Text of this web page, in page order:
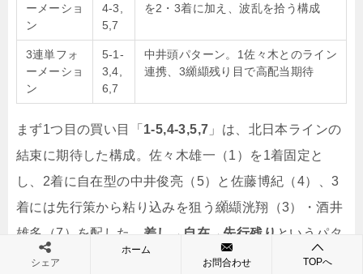
ーメーショ
ン
4-3,
5,7
を2・3着に加え、波乱を拾う構成
3連単フォ
ーメーショ
ン
5-1-
3,4,
6,7
中井頭パターン。1佐々木とのライン
連携、3纐纈残り目で高配当期待
まず1つ目の買い目「 1-5,4-3,5,7 」は、北日本ラインの
結束に期待した構成。佐々木雄一（1）を1着固定と
し、2着に自在型の中井俊亮（5）と佐藤博紀（4）、3
着には先行策から粘り込みを狙う纐纈洸翔（3）・酒井
雄多（7）を配した。 差し→自在→先行残り というパタ
ーンは、富山バンク特有の短直線＋位置取り競争で再
シェア
ホーム
お問合わせ
TOPへ